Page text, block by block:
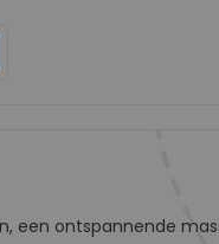
een ontspannende